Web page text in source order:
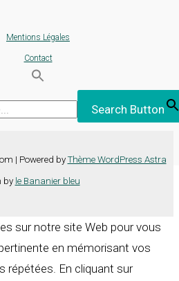
Mentions Légales
Contact
Search Button
| Powered by Thème WordPress Astra
by le Bananier bleu
sur notre site Web pour vous
en mémorisant vos
répétées. En cliquant sur